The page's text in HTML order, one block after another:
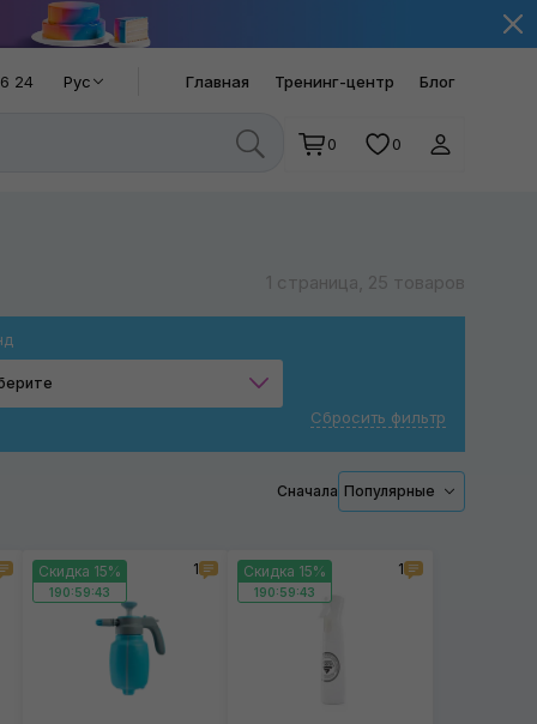
24 Рус Главная Тренинг-центр Блог
0 0
1 страница, 25 товаров
CDL
Сбросить фильтр
Сначала Популярные
Скидка 15%
190:59:42
1 Скидка 15%
190:59:42
1